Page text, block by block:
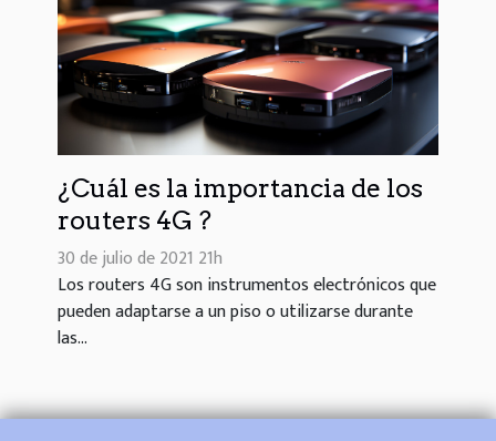
¿Cuál es la importancia de los
routers 4G ?
30 de julio de 2021 21h
Los routers 4G son instrumentos electrónicos que
pueden adaptarse a un piso o utilizarse durante
las...